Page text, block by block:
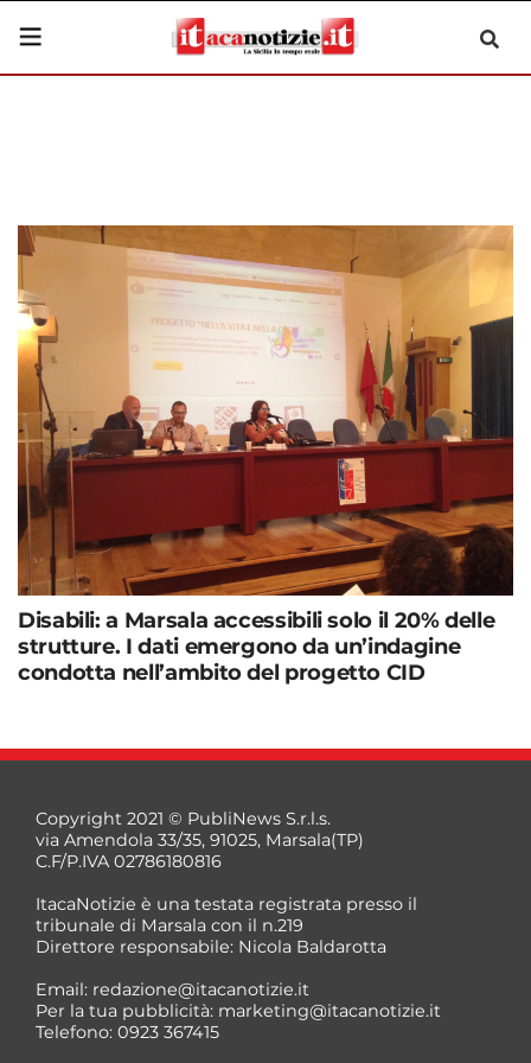
Disabili: a Marsala accessibili solo il 20% delle
strutture. I dati emergono da un’indagine
condotta nell’ambito del progetto CID
Copyright 2021 © PubliNews S.r.l.s.
via Amendola 33/35, 91025, Marsala(TP)
C.F/P.IVA 02786180816
ItacaNotizie è una testata registrata presso il
tribunale di Marsala con il n.219
Direttore responsabile: Nicola Baldarotta
Email: redazione@itacanotizie.it
Per la tua pubblicità: marketing@itacanotizie.it
Telefono: 0923 367415